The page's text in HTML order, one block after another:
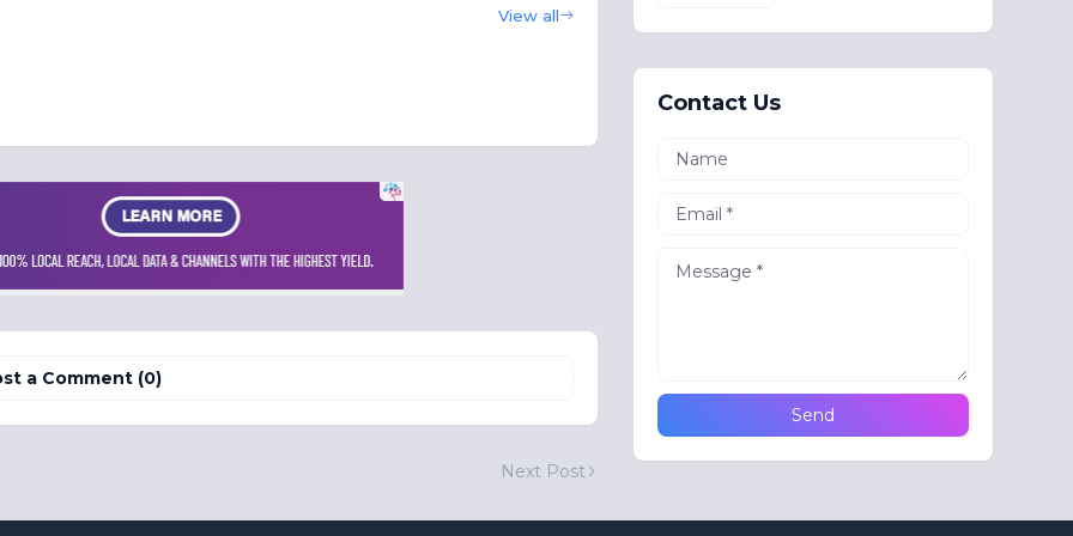
View all
a Comment (0)
Next Post
Contact Us